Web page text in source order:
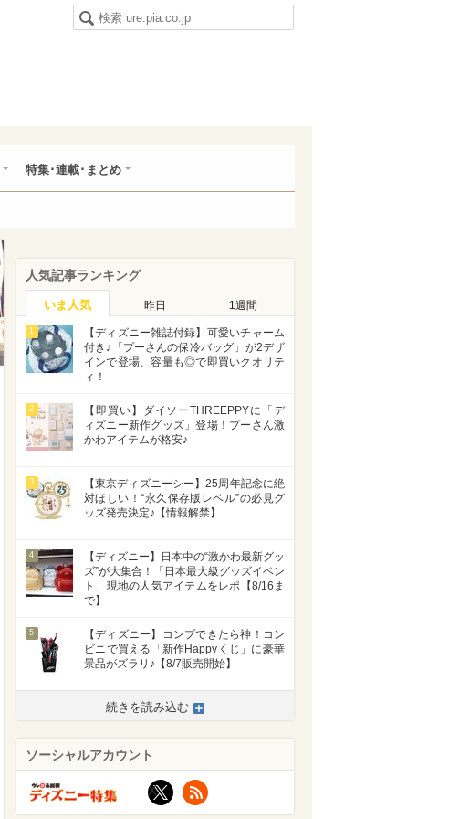
特集･連載･まとめ
人気記事ランキング
いま人気 昨日 1週間
1
【ディズニー雑誌付録】可愛いチャーム
付き♪「プーさんの保冷バッグ」が2デザ
インで登場、容量も◎で即買いクオリテ
ィ！
2
【即買い】ダイソーTHREEPPYに「デ
ィズニー新作グッズ」登場！プーさん激
かわアイテムが格安♪
3
【東京ディズニーシー】25周年記念に絶
対ほしい！“永久保存版レベル”の必見グ
ッズ発売決定♪【情報解禁】
4
【ディズニー】日本中の“激かわ最新グッ
ズ”が大集合！「日本最大級グッズイベン
ト」現地の人気アイテムをレポ【8/16ま
で】
5
【ディズニー】コンプできたら神！コン
ビニで買える「新作Happyくじ」に豪華
景品がズラリ♪【8/7販売開始】
続きを読み込む
ソーシャルアカウント
X